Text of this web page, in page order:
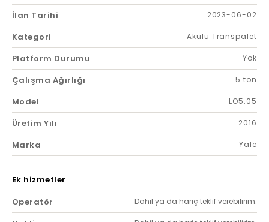
İlan Tarihi 2023-06-02
Kategori Akülü Transpalet
Platform Durumu Yok
Çalışma Ağırlığı 5 ton
Model LO5.05
Üretim Yılı 2016
Marka Yale
Ek hizmetler
Operatör
Dahil ya da hariç teklif verebilirim.